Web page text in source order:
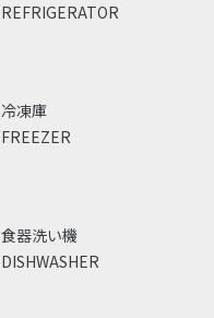
REFRIGERATOR
FREEZER
冷凍庫
DISHWASHER
食器洗い機